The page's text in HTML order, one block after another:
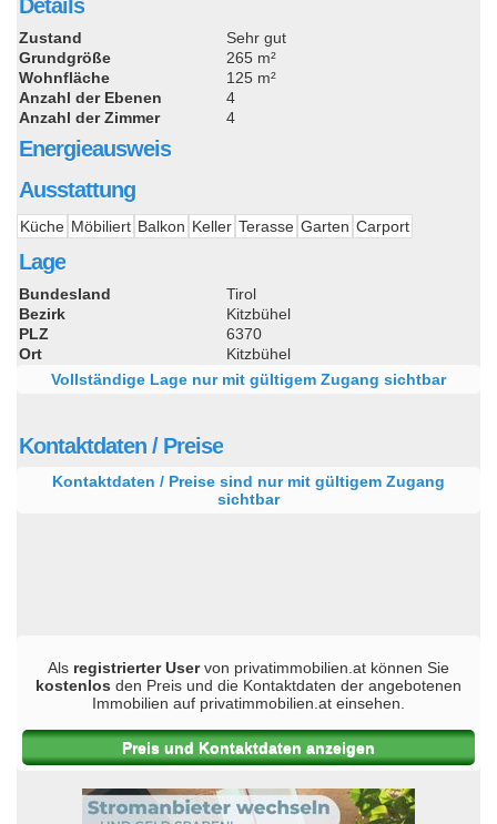
Details
Zustand
Sehr gut
Grundgröße
265 m²
Wohnfläche
125 m²
Anzahl der Ebenen
4
Anzahl der Zimmer
4
Energieausweis
Ausstattung
Küche Möbiliert Balkon Keller Terasse Garten Carport
Lage
Bundesland
Tirol
Bezirk
Kitzbühel
PLZ
6370
Ort
Kitzbühel
Vollständige Lage nur mit gültigem Zugang sichtbar
Kontaktdaten / Preise
Kontaktdaten / Preise sind nur mit gültigem Zugang
sichtbar
Als registrierter Uservon privatimmobilien.at können Sie
kostenlos den Preis und die Kontaktdaten der angebotenen
Immobilien auf privatimmobilien.at einsehen.
Preis und Kontaktdaten anzeigen